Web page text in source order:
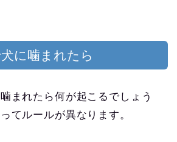
に噛まれたら
まれたら何が起こるでしょう
てルールが異なります。